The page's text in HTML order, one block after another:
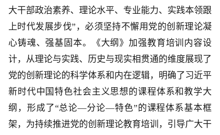
大干部政治素养、理论水平、专业能力、实践本领跟
上时代发展步伐”，必须坚持不懈用党的创新理论凝
心铸魂、强基固本。《大纲》加强教育培训内容设
计，从理论与实践、历史与现实相贯通的维度展现了
党的创新理论的科学体系和内在逻辑，明确了习近平
新时代中国特色社会主义思想的课程体系和教学大
纲，形成了“总论—分论—特色”的课程体系基本框
架，为持续推进党的创新理论教育培训，引导广大干